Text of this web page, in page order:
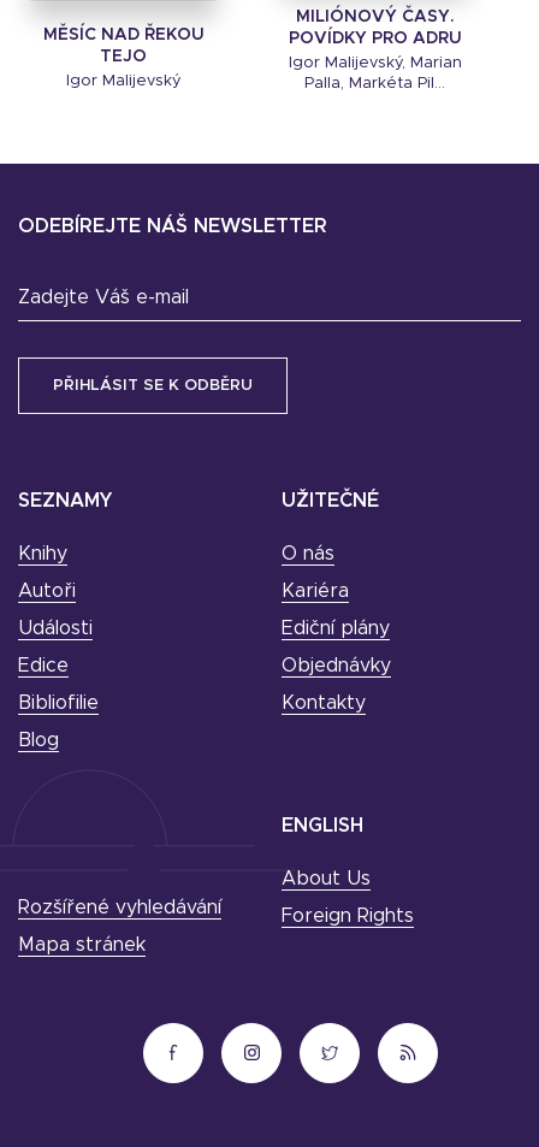
MĚSÍC NAD ŘEKOU
TEJO
Igor Malijevský
MILIÓNOVÝ ČASY.
POVÍDKY PRO ADRU
Igor Malijevský, Marian
Palla, Markéta Pil...
SEZNAMY
Knihy
Autoři
Události
Edice
Bibliofilie
Blog
UŽITEČNÉ
O nás
Kariéra
Ediční plány
Objednávky
Kontakty
ODEBÍREJTE NÁŠ NEWSLETTER
Zadejte Váš e-mail
ENGLISH
About Us
Foreign Rights
Rozšířené vyhledávání
Mapa stránek